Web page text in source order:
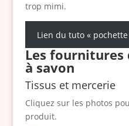
trop mimi.
Lien du tuto « pochette
Les fournitures
à savon
Tissus et mercerie
Cliquez sur les photos
produit.